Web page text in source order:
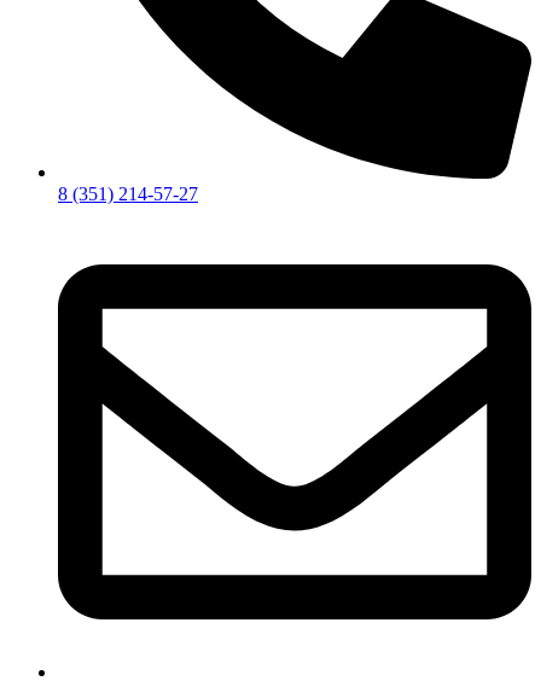
8 (351) 214-57-27